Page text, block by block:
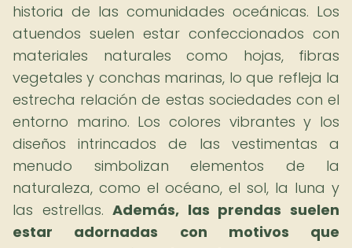
historia de las comunidades oceánicas. Los
atuendos suelen estar confeccionados con
materiales naturales como hojas, fibras
vegetales y conchas marinas, lo que refleja la
estrecha relación de estas sociedades con el
entorno marino. Los colores vibrantes y los
diseños intrincados de las vestimentas a
menudo simbolizan elementos de la
naturaleza, como el océano, el sol, la luna y
las estrellas.Además, las prendas suelen
estar adornadas con motivos que